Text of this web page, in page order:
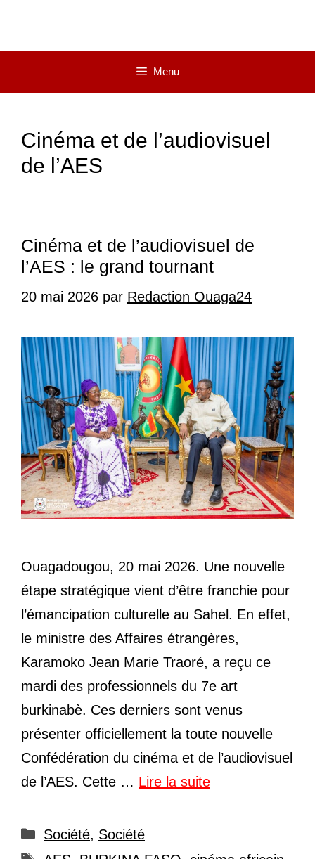
Menu
Cinéma et de l’audiovisuel
de l’AES
Cinéma et de l’audiovisuel de
l’AES : le grand tournant
20 mai 2026 par Redaction Ouaga24
Ouagadougou, 20 mai 2026. Une nouvelle
étape stratégique vient d’être franchie pour
l’émancipation culturelle au Sahel. En effet,
le ministre des Affaires étrangères,
Karamoko Jean Marie Traoré, a reçu ce
mardi des professionnels du 7e art
burkinabè. Ces derniers sont venus
présenter officiellement la toute nouvelle
Confédération du cinéma et de l’audiovisuel
de l’AES. Cette … Lire la suite
Catégories
Société, Société